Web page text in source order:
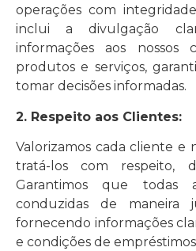
operações com
inclui a divulgação
informações aos nossos
produtos e serviços,
tomar decisões informadas.
2. Respeito aos Clientes:
Valorizamos cada cliente e
tratá-los com respeito,
Garantimos que todas
conduzidas de maneira
fornecendo informações
e condições de